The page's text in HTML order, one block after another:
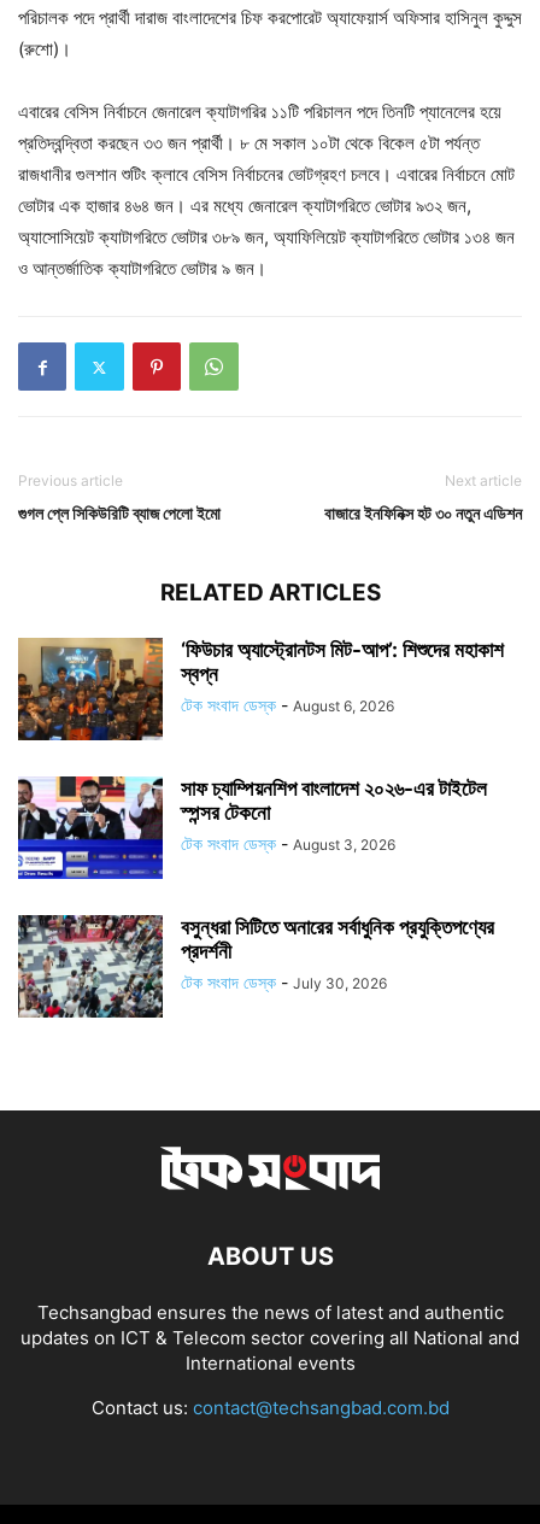
পরিচালক পদে প্রার্থী দারাজ বাংলাদেশের চিফ করপোরেট অ্যাফেয়ার্স অফিসার হাসিনুল কুদ্দুস
(রুশো)।
এবারের বেসিস নির্বাচনে জেনারেল ক্যাটাগরির ১১টি পরিচালন পদে তিনটি প্যানেলের হয়ে
প্রতিদ্বন্দ্বিতা করছেন ৩৩ জন প্রার্থী। ৮ মে সকাল ১০টা থেকে বিকেল ৫টা পর্যন্ত
রাজধানীর গুলশান শুটিং ক্লাবে বেসিস নির্বাচনের ভোটগ্রহণ চলবে। এবারের নির্বাচনে মোট
ভোটার এক হাজার ৪৬৪ জন। এর মধ্যে জেনারেল ক্যাটাগরিতে ভোটার ৯৩২ জন,
অ্যাসোসিয়েট ক্যাটাগরিতে ভোটার ৩৮৯ জন, অ্যাফিলিয়েট ক্যাটাগরিতে ভোটার ১৩৪ জন
ও আন্তর্জাতিক ক্যাটাগরিতে ভোটার ৯ জন।
Previous article
গুগল প্লে সিকিউরিটি ব্যাজ পেলো ইমো
Next article
বাজারে ইনফিনিক্স হট ৩০ নতুন এডিশন
RELATED ARTICLES
‘ফিউচার অ্যাস্ট্রোনটস মিট-আপ’: শিশুদের মহাকাশ
স্বপ্ন
টেক সংবাদ ডেস্ক - August 6, 2026
সাফ চ্যাম্পিয়নশিপ বাংলাদেশ ২০২৬-এর টাইটেল
স্পন্সর টেকনো
টেক সংবাদ ডেস্ক - August 3, 2026
বসুন্ধরা সিটিতে অনারের সর্বাধুনিক প্রযুক্তিপণ্যের
প্রদর্শনী
টেক সংবাদ ডেস্ক - July 30, 2026
ABOUT US
Techsangbad ensures the news of latest and authentic
updates on ICT & Telecom sector covering all National and
International events
Contact us: contact@techsangbad.com.bd